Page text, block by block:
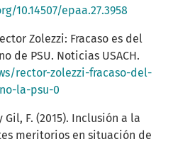
10.14507/epaa.27.3958
Zolezzi: Fracaso es del
de PSU. Noticias USACH.
rector-zolezzi-fracaso-del-
la-psu-0
Gil, F. (2015). Inclusión a la
meritorios en situación de